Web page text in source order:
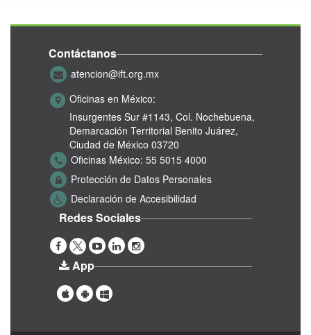
Contáctanos
atencion@ift.org.mx
Oficinas en México:
Insurgentes Sur #1143, Col. Nochebuena,
Demarcación Territorial Benito Juárez,
Ciudad de México 03720
Oficinas México: 55 5015 4000
Protección de Datos Personales
Declaración de Accesibilidad
Redes Sociales
App